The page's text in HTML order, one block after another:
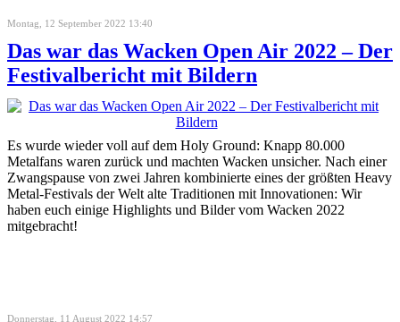
Montag, 12 September 2022 13:40
Das war das Wacken Open Air 2022 – Der
Festivalbericht mit Bildern
Es wurde wieder voll auf dem Holy Ground: Knapp 80.000
Metalfans waren zurück und machten Wacken unsicher. Nach einer
Zwangspause von zwei Jahren kombinierte eines der größten Heavy
Metal-Festivals der Welt alte Traditionen mit Innovationen: Wir
haben euch einige Highlights und Bilder vom Wacken 2022
mitgebracht!
Donnerstag, 11 August 2022 14:57